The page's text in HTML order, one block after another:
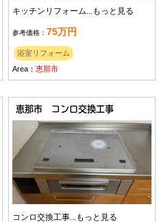
キッチンリフォーム... もっと見る
参考価格： 75万円
浴室リフォーム
Area：恵那市
恵那市 コンロ交換工事
コンロ交換工事...もっと見る